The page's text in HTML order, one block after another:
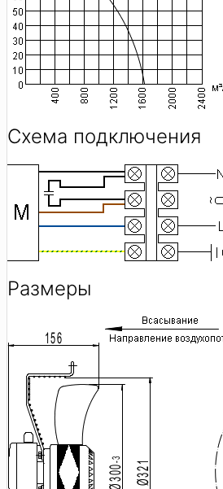
Схема подключения
Размеры